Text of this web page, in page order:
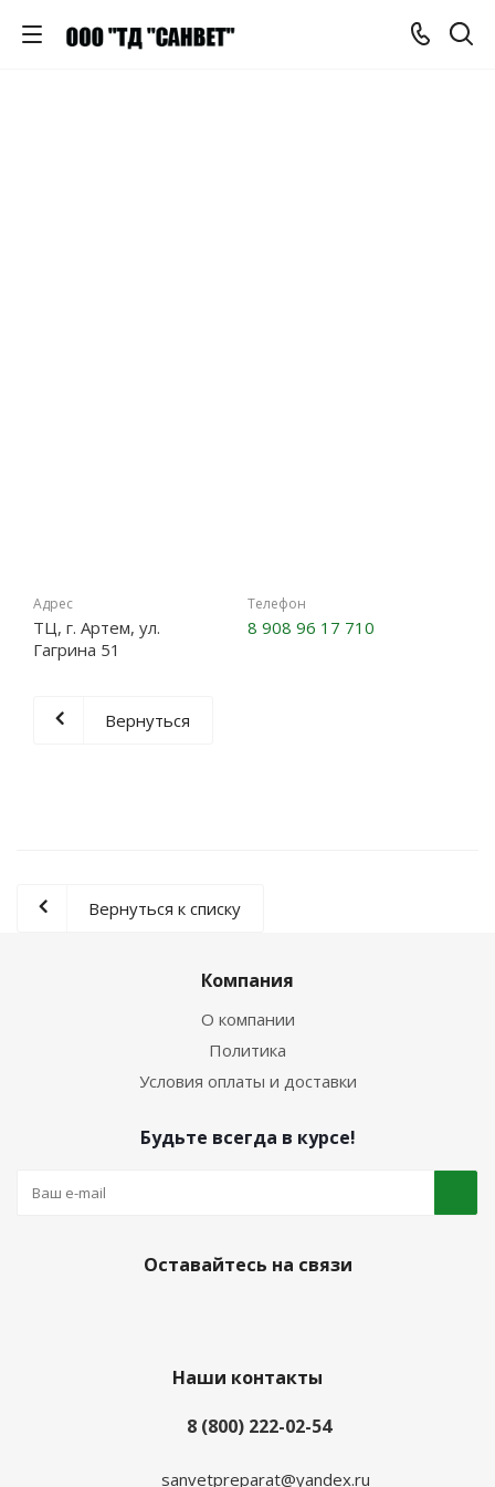
Адрес
ТЦ, г. Артем, ул.
Гагрина 51
Телефон
8 908 96 17 710
Вернуться
Вернуться к списку
Компания
О компании
Политика
Условия оплаты и доставки
Будьте всегда в курсе!
Оставайтесь на связи
Наши контакты
8 (800) 222-02-54
sanvetpreparat@yandex.ru